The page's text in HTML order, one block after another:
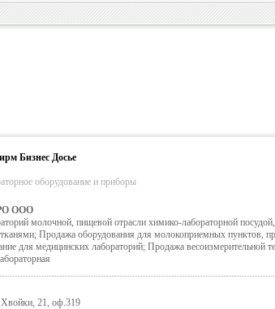
Бизнес Досье
оборудование и приборы
ООО
молочной, пищевой отрасли химико-лабораторной
Продажа оборудования для молокоприемных пунктов,
для медицинских лабораторий; Продажа весоизмерительной
21, оф.319